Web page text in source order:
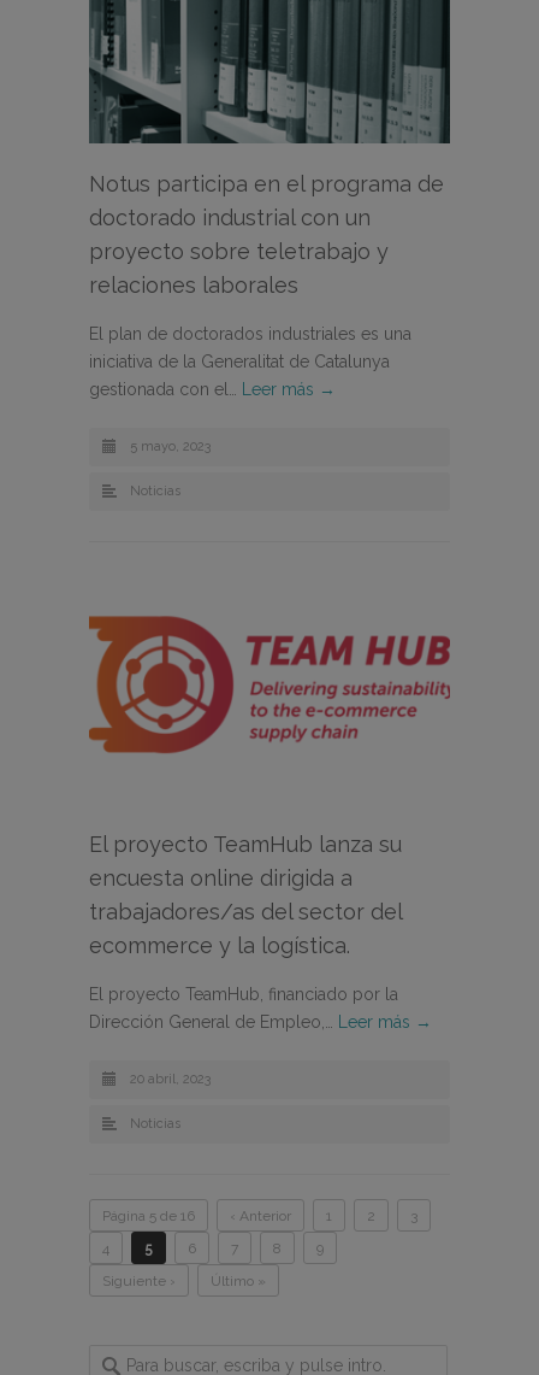
Notus participa en el programa de
doctorado industrial con un
proyecto sobre teletrabajo y
relaciones laborales
El plan de doctorados industriales es una
iniciativa de la Generalitat de Catalunya
gestionada con el…
Leer más →
5 mayo, 2023
Noticias
El proyecto TeamHub lanza su
encuesta online dirigida a
trabajadores/as del sector del
ecommerce y la logística.
El proyecto TeamHub, financiado por la
Dirección General de Empleo,… Leer más →
20 abril, 2023
Noticias
Página 5 de 16 ‹ Anterior 1 2
3
4
5 6 7 8
9
Siguiente ›
Último »